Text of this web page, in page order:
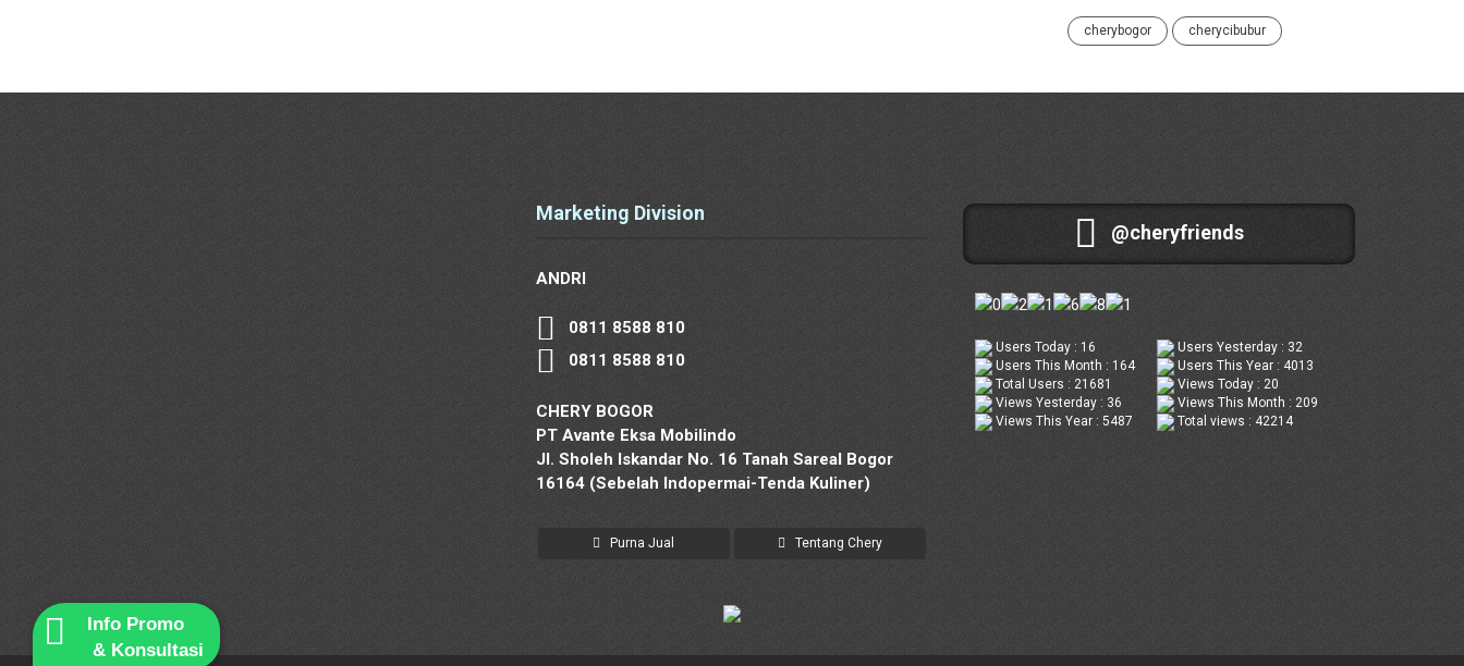
cherybogor cherycibubur
Marketing Division
ANDRI
0811 8588 810
0811 8588 810
CHERY BOGOR
PT Avante Eksa Mobilindo
Jl. Sholeh Iskandar No. 16 Tanah Sareal Bogor
16164 (Sebelah Indopermai-Tenda Kuliner)
Purna Jual Tentang Chery
@cheryfriends
Users Today : 16
Users Yesterday : 32
Users This Month : 164
Users This Year : 4013
Total Users : 21681
Views Today : 20
Views Yesterday : 36
Views This Month : 209
Views This Year : 5487
Total views : 42214
Info Promo
& Konsultasi